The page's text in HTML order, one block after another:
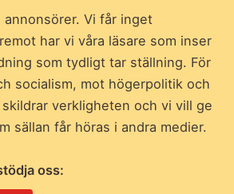
annonsörer. Vi får inget
har vi våra läsare som inser
som tydligt tar ställning. För
socialism, mot högerpolitik och
skildrar verkligheten och vi vill ge
sällan får höras i andra medier.
oss: